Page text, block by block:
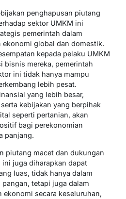
penghapusan piutang
sektor UMKM ini
pemerintah dalam
ekonomi global dan domestik.
kepada pelaku UMKM
bisnis mereka, pemerintah
ini tidak hanya mampu
lebih pesat.
yang lebih besar,
kebijakan yang berpihak
seperti pertanian, akan
bagi perekonomian
panjang.
piutang macet dan dukungan
juga diharapkan dapat
luas, tidak hanya dalam
tetapi juga dalam
ekonomi secara keseluruhan,